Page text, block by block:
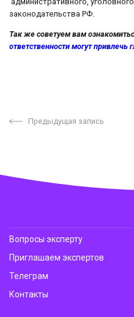
законодательства РФ.
Так же советуем вам
ответственности могут привлечь
Предыдущая запись
Вопросы эксперту
Приглашаем экспертов
Телеграм
Контакты